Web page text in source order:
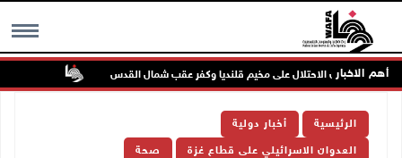
MENU أهم الاخبار
الرئيسية أخبار دولية
العدوان الاسرائيلي على قطاع غزة صحة